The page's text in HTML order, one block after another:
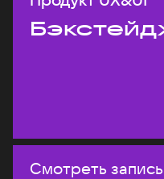
Смотреть запись